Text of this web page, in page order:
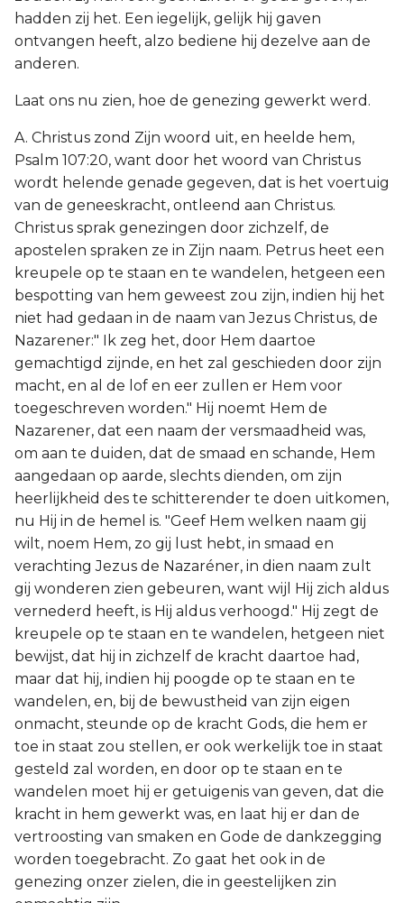
hadden zij het. Een iegelijk, gelijk hij gaven
ontvangen heeft, alzo bediene hij dezelve aan de
anderen.
Laat ons nu zien, hoe de genezing gewerkt werd.
A. Christus zond Zijn woord uit, en heelde hem,
Psalm 107:20, want door het woord van Christus
wordt helende genade gegeven, dat is het voertuig
van de geneeskracht, ontleend aan Christus.
Christus sprak genezingen door zichzelf, de
apostelen spraken ze in Zijn naam. Petrus heet een
kreupele op te staan en te wandelen, hetgeen een
bespotting van hem geweest zou zijn, indien hij het
niet had gedaan in de naam van Jezus Christus, de
Nazarener:" Ik zeg het, door Hem daartoe
gemachtigd zijnde, en het zal geschieden door zijn
macht, en al de lof en eer zullen er Hem voor
toegeschreven worden." Hij noemt Hem de
Nazarener, dat een naam der versmaadheid was,
om aan te duiden, dat de smaad en schande, Hem
aangedaan op aarde, slechts dienden, om zijn
heerlijkheid des te schitterender te doen uitkomen,
nu Hij in de hemel is. "Geef Hem welken naam gij
wilt, noem Hem, zo gij lust hebt, in smaad en
verachting Jezus de Nazaréner, in dien naam zult
gij wonderen zien gebeuren, want wijl Hij zich aldus
vernederd heeft, is Hij aldus verhoogd." Hij zegt de
kreupele op te staan en te wandelen, hetgeen niet
bewijst, dat hij in zichzelf de kracht daartoe had,
maar dat hij, indien hij poogde op te staan en te
wandelen, en, bij de bewustheid van zijn eigen
onmacht, steunde op de kracht Gods, die hem er
toe in staat zou stellen, er ook werkelijk toe in staat
gesteld zal worden, en door op te staan en te
wandelen moet hij er getuigenis van geven, dat die
kracht in hem gewerkt was, en laat hij er dan de
vertroosting van smaken en Gode de dankzegging
worden toegebracht. Zo gaat het ook in de
genezing onzer zielen, die in geestelijken zin